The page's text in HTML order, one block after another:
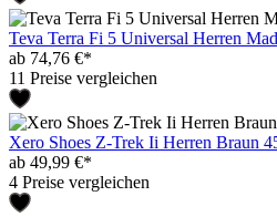
Teva Terra Fi 5 Universal Herren
ab 74,76 €*
11 Preise vergleichen
Xero Shoes Z-Trek Ii Herren Braun
ab 49,99 €*
4 Preise vergleichen